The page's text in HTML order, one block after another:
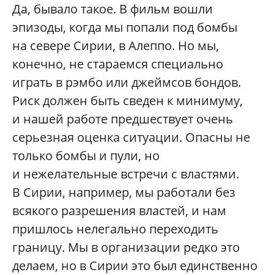
Да, бывало такое. В фильм вошли
эпизоды, когда мы попали под бомбы
на севере Сирии, в Алеппо. Но мы,
конечно, не стараемся специально
играть в рэмбо или джеймсов бондов.
Риск должен быть сведен к минимуму,
и нашей работе предшествует очень
серьезная оценка ситуации. Опасны не
только бомбы и пули, но
и нежелательные встречи с властями.
В Сирии, например, мы работали без
всякого разрешения властей, и нам
пришлось нелегально переходить
границу. Мы в организации редко это
делаем, но в Сирии это был единственно